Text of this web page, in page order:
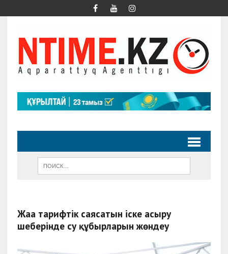
Жаңа тарифтік саясатын іске асыру
шеңберінде су құбырларын жөндеу